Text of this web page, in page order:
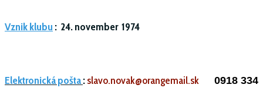
Vznik klubu : 24. november 1974
Elektronická pošta:slavo.novak@orangemail.sk
0918 334